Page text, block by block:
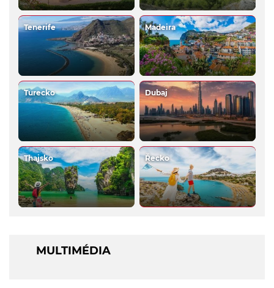
Tenerife Madeira
Turecko Dubaj
Thajsko Řecko
MULTIMÉDIA